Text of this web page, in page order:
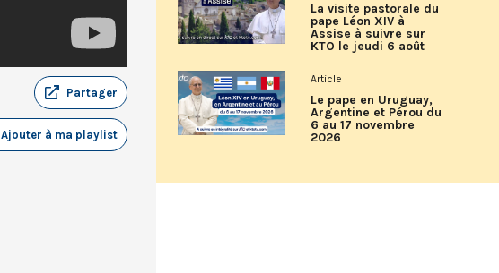
Partager
Ajouter à ma playlist
La visite pastorale du
pape Léon XIV à
Assise à suivre sur
KTO le jeudi 6 août
Article
Le pape en Uruguay,
Argentine et Pérou du
6 au 17 novembre
2026